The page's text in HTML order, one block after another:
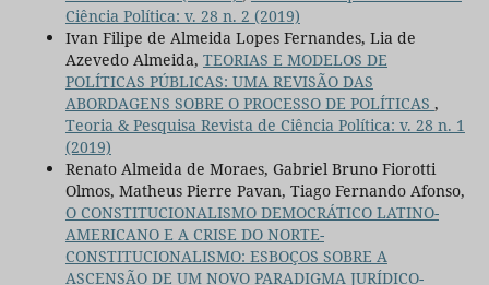
Ciência Política: v. 28 n. 2 (2019)
Ivan Filipe de Almeida Lopes Fernandes, Lia de
Azevedo Almeida, TEORIAS E MODELOS DE
POLÍTICAS PÚBLICAS: UMA REVISÃO DAS
ABORDAGENS SOBRE O PROCESSO DE POLÍTICAS ,
Teoria & Pesquisa Revista de Ciência Política: v. 28 n. 1
(2019)
Renato Almeida de Moraes, Gabriel Bruno Fiorotti
Olmos, Matheus Pierre Pavan, Tiago Fernando Afonso,
O CONSTITUCIONALISMO DEMOCRÁTICO LATINO-
AMERICANO E A CRISE DO NORTE-
CONSTITUCIONALISMO: ESBOÇOS SOBRE A
ASCENSÃO DE UM NOVO PARADIGMA JURÍDICO-